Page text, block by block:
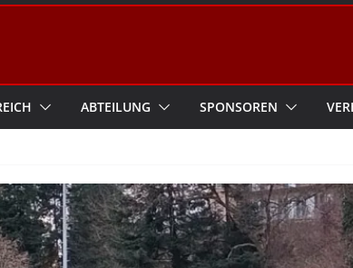
ABTEILUNG SPONSOREN